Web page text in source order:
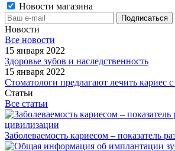
Новости магазина
Новости
Все новости
15 января 2022
Здоровье зубов и наследственность
15 января 2022
Стоматологи предлагают лечить кариес
Статьи
Все статьи
Заболеваемость кариесом – показатель